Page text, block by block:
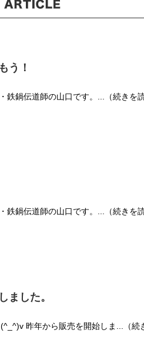
う！
鉄鍋伝道師の山口です。...（続きを読
鉄鍋伝道師の山口です。...（続きを読
ました。
昨年から販売を開始しま...（続